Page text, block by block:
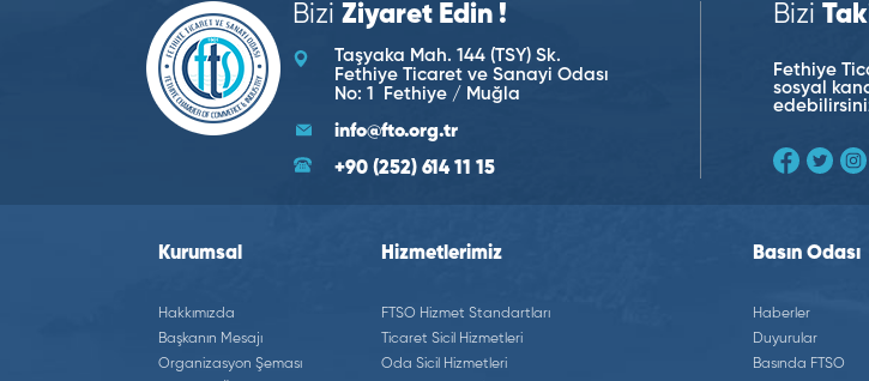
Bizi Ziyaret Edin !
Taşyaka Mah. 144 (TSY) Sk.
Fethiye Ticaret ve Sanayi Odası
No: 1 Fethiye / Muğla
info@fto.org.tr
+90 (252) 614 11 15
Bizi
Fethiye
sosyal
Kurumsal
Hakkımızda
Başkanın Mesajı
Organizasyon Şeması
Hizmetlerimiz
FTSO Hizmet Standartları
Ticaret Sicil Hizmetleri
Oda Sicil Hizmetleri
Basın Odası
Haberler
Duyurular
Basında FTSO